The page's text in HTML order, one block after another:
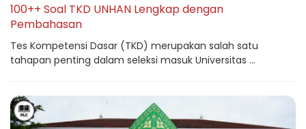
100++ Soal TKD UNHAN Lengkap dengan
Pembahasan
Tes Kompetensi Dasar (TKD) merupakan salah satu
tahapan penting dalam seleksi masuk Universitas ...